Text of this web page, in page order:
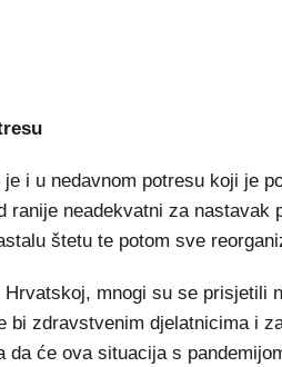
i u nedavnom potresu koji je
ranije neadekvatni za nastavak
štetu te potom sve
mnogi su se prisjetili
bi zdravstvenim djelatnicima i
da će ova situacija s